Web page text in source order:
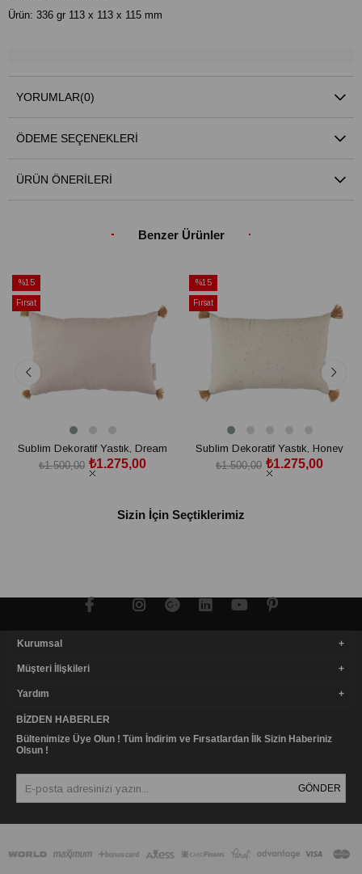
Ürün: 336 gr 113 x 113 x 115 mm
YORUMLAR(0)
ÖDEME SEÇENEKLERI
ÜRÜN ÖNERILERI
Benzer Ürünler
%15
İndirim
%15İndirim
Fırsat
Ürünü
Sublim Dekoratif Yastık, Dream
Pink
₺1.275,00
₺1.500,00
%15
İndirim
%15İndirim
Fırsat
Ürünü
Sublim Dekoratif Yastık, Honey
Sweet Dots
₺1.275,00
₺1.500,00
Sizin İçin Seçtiklerimiz
Kurumsal
Müşteri İlişkileri
Yardım
BIZDEN HABERLER
Bültenimize Üye Olun ! Tüm İndirim ve Fırsatlardan İlk Sizin Haberiniz
Olsun !
GÖNDER